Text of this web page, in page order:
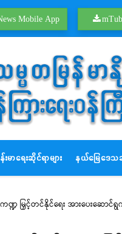
Mobile App
းမာရေးဆိုင်ရာများ နယ်မြေဒေသဆို
ဍ မြှင့်တင်နိုင်ရေး အားပေးဆောင်